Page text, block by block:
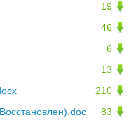
19
46
6
13
210
83